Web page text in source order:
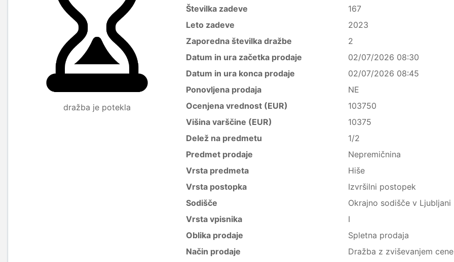
dražba je potekla
Številka zadeve
167
Leto zadeve
2023
Zaporedna številka dražbe
2
Datum in ura začetka prodaje
02/07/2026 08:30
Datum in ura konca prodaje
02/07/2026 08:45
Ponovljena prodaja
NE
Ocenjena vrednost (EUR)
103750
Višina varščine (EUR)
10375
Delež na predmetu
1/2
Predmet prodaje
Nepremičnina
Vrsta predmeta
Hiše
Vrsta postopka
Izvršilni postopek
Sodišče
Okrajno sodišče v Ljubljani
Vrsta vpisnika
I
Oblika prodaje
Spletna prodaja
Način prodaje
Dražba z zviševanjem cene